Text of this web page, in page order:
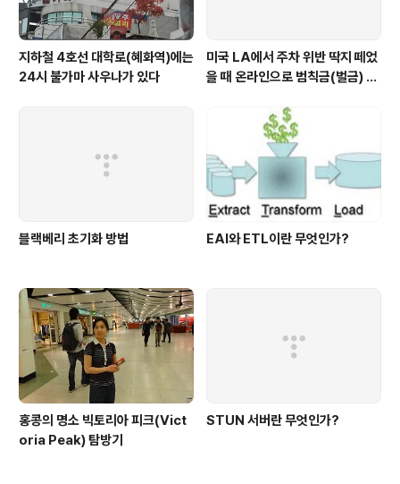
지하철 4호선 대학로(혜화역)에는
24시 불가마 사우나가 있다
미국 LA에서 주차 위반 딱지 떼었
을 때 온라인으로 범칙금(벌금) 내
블랙베리 초기화 방법 EAI와 ETL이란 무엇인가?
홍콩의 명소 빅토리아 피크(Vict
oria Peak) 탐방기
STUN 서버란 무엇인가?